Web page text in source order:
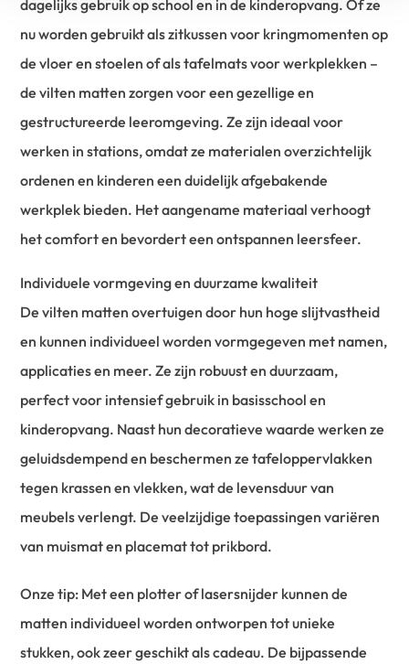
dagelijks gebruik op school en in de kinderopvang. Of ze
nu worden gebruikt als zitkussen voor kringmomenten op
de vloer en stoelen of als tafelmats voor werkplekken –
de vilten matten zorgen voor een gezellige en
gestructureerde leeromgeving. Ze zijn ideaal voor
werken in stations, omdat ze materialen overzichtelijk
ordenen en kinderen een duidelijk afgebakende
werkplek bieden. Het aangename materiaal verhoogt
het comfort en bevordert een ontspannen leersfeer.
Individuele vormgeving en duurzame kwaliteit
De vilten matten overtuigen door hun hoge slijtvastheid
en kunnen individueel worden vormgegeven met namen,
applicaties en meer. Ze zijn robuust en duurzaam,
perfect voor intensief gebruik in basisschool en
kinderopvang. Naast hun decoratieve waarde werken ze
geluidsdempend en beschermen ze tafeloppervlakken
tegen krassen en vlekken, wat de levensduur van
meubels verlengt. De veelzijdige toepassingen variëren
van muismat en placemat tot prikbord.
Onze tip: Met een plotter of lasersnijder kunnen de
matten individueel worden ontworpen tot unieke
stukken, ook zeer geschikt als cadeau. De bijpassende